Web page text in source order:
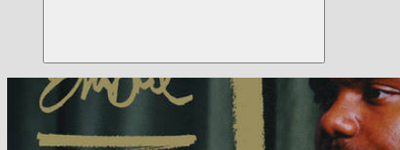
Suchen